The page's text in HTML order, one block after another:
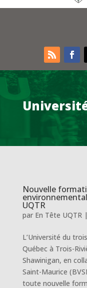
Nouvelle
UQTR
par En Tête UQTR|
L’Université du
Québec à Trois-
Shawinigan, en
Saint-Maurice
toute nouvelle